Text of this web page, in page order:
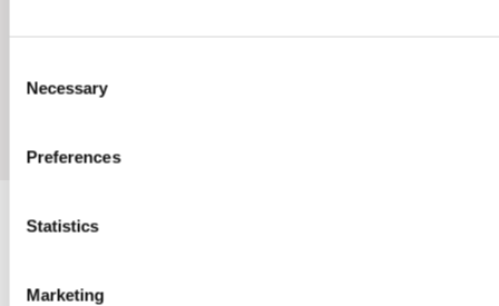
Selection
Necessary
Preferences
Statistics
Marketing
VINTØNDE EG 225 Liter